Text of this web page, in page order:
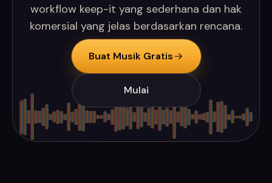
workflow keep-it yang sederhana dan hak
komersial yang jelas berdasarkan rencana.
Buat Musik Gratis
Mulai